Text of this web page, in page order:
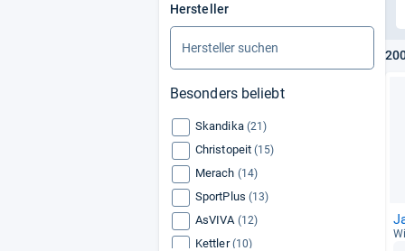
Hersteller
Besonders beliebt
Skandika (21)
Christopeit (15)
Merach (14)
SportPlus (13)
AsVIVA (12)
Kettler (10)